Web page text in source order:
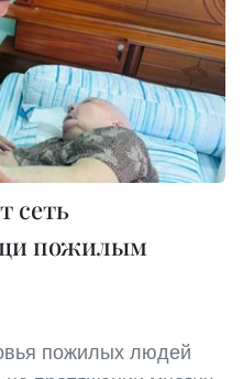
сеть
пожилым
пожилых людей